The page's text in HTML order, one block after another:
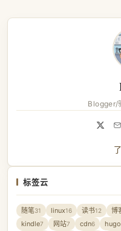
Blogger/
标签云
随笔31 linux16 读书12 博
kindle7 网站7 cdn6 hugo